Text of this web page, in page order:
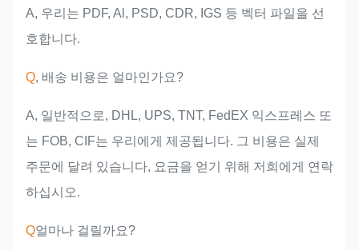
A, 우리는 PDF, Al, PSD, CDR, IGS 등 벡터 파일을 선
호합니다.
Q, 배송 비용은 얼마인가요?
A, 일반적으로, DHL, UPS, TNT, FedEX 익스프레스 또
는 FOB, CIF는 우리에게 제공됩니다. 그 비용은 실제
주문에 달려 있습니다, 요금을 얻기 위해 저희에게 연락
하십시오.
Q얼마나 걸릴까요?